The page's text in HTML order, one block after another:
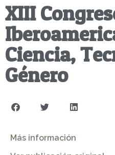
XIII
Ciencia,
Género
Más información